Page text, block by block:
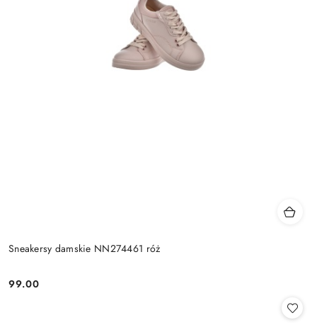
Sneakersy damskie NN274461 róż
Cena:
99.00